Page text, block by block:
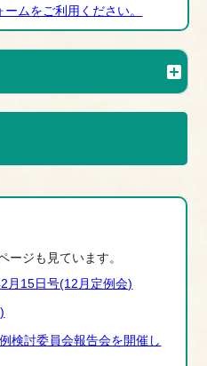
ムをご利用ください。
ージも見ています。
月15日号(12月定例会)
検討委員会報告会を開催し